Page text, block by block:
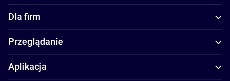
Dla firm
Przeglądanie
Aplikacja